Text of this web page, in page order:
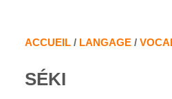
ACCUEIL / LANGAGE /
SÉKI